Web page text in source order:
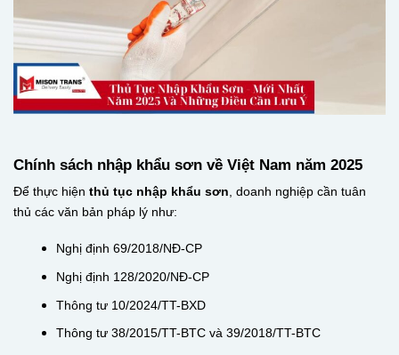
Chính sách nhập khẩu sơn về Việt Nam năm 2025
Để thực hiện thủ tục nhập khẩu sơn , doanh nghiệp cần tuân
thủ các văn bản pháp lý như:
Nghị định 69/2018/NĐ-CP
Nghị định 128/2020/NĐ-CP
Thông tư 10/2024/TT-BXD
Thông tư 38/2015/TT-BTC và 39/2018/TT-BTC